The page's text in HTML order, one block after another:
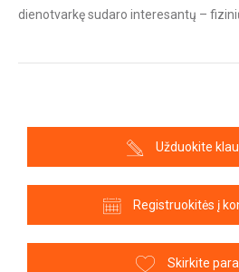
dienotvarkę sudaro interesantų –
Užduokite
Registruokitės į
Skirkite